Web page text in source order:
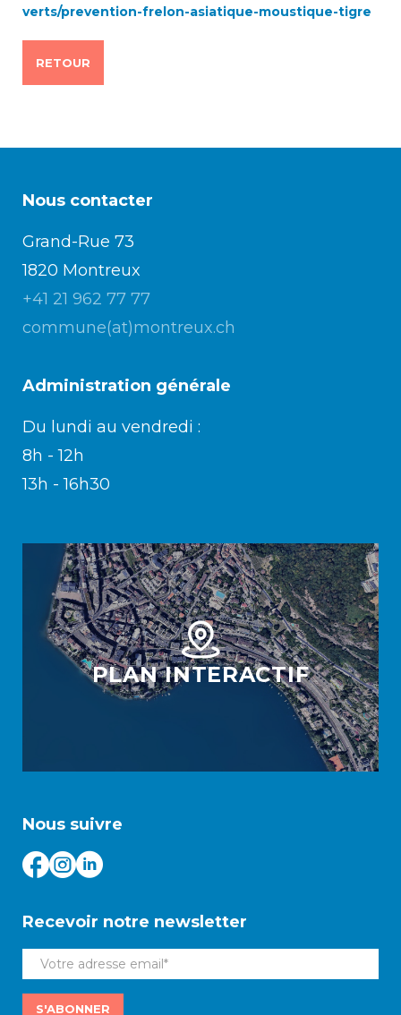
Mobilité
verts/prevention-frelon-asiatique-moustique-tigre
RETOUR
Nous contacter
Grand-Rue 73
1820 Montreux
+41 21 962 77 77
commune(at)montreux.ch
Administration générale
Du lundi au vendredi :
8h - 12h
13h - 16h30
PLAN INTERACTIF
Nous suivre
Recevoir notre newsletter
S'ABONNER